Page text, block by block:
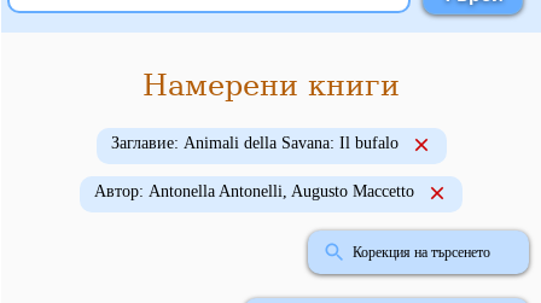
Намерени книги
Заглавие: Animali della Savana: Il bufalo
Автор: Antonella Antonelli, Augusto Maccetto
Корекция на търсенето